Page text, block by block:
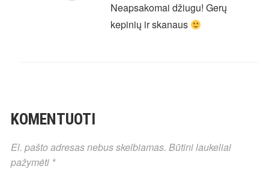
Neapsakomai džiugu! Gerų
kepinių ir skanaus
KOMENTUOTI
El. pašto adresas nebus skelbiamas. Būtini laukeliai
pažymėti *